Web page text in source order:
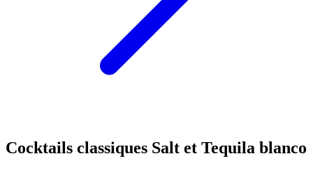
Cocktails classiques Salt et Tequila blanco